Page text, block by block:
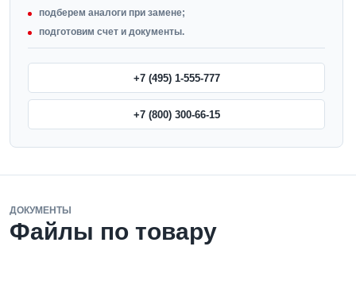
подберем аналоги при замене;
подготовим счет и документы.
+7 (495) 1-555-777
+7 (800) 300-66-15
ДОКУМЕНТЫ
Файлы по товару